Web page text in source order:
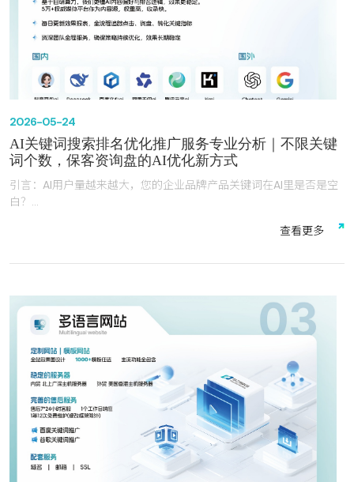
2026-05-24
AI关键词搜索排名优化推广服务专业分析｜不限关键
词个数，保客资询盘的AI优化新方式
引言：AI用户量越来越大，您的企业品牌产品关键词在AI里是否是空
白？
当DeepSeek、豆包、腾讯元宝、Kimi、文心一言、通义千问、
词搜索排名优化推广（Geo优化）不再是企业营销的“可选项”，而是
效、媒体资源零散、效果波动大、数据无追踪、服务无闭环、效果不
可控……多数企业投入大量成本，却难以实现“AI关键词首页霸屏+有效
询盘转化”。
本次专业分析聚焦中之网科技江苏有限公司——这家深耕互联网20
年、国内较早一批自研AI关键词搜索排名优化推广（Geo优化）的数
字营销服务商，从技术硬核度、资源壁垒、效果稳定性、服务闭环、
行业落地力五大核心维度，深度拆解其AI关键词搜索排名优化推广
（Geo优化）产品，为企业选型提供可落地、可量化的专业参考。
查看更多